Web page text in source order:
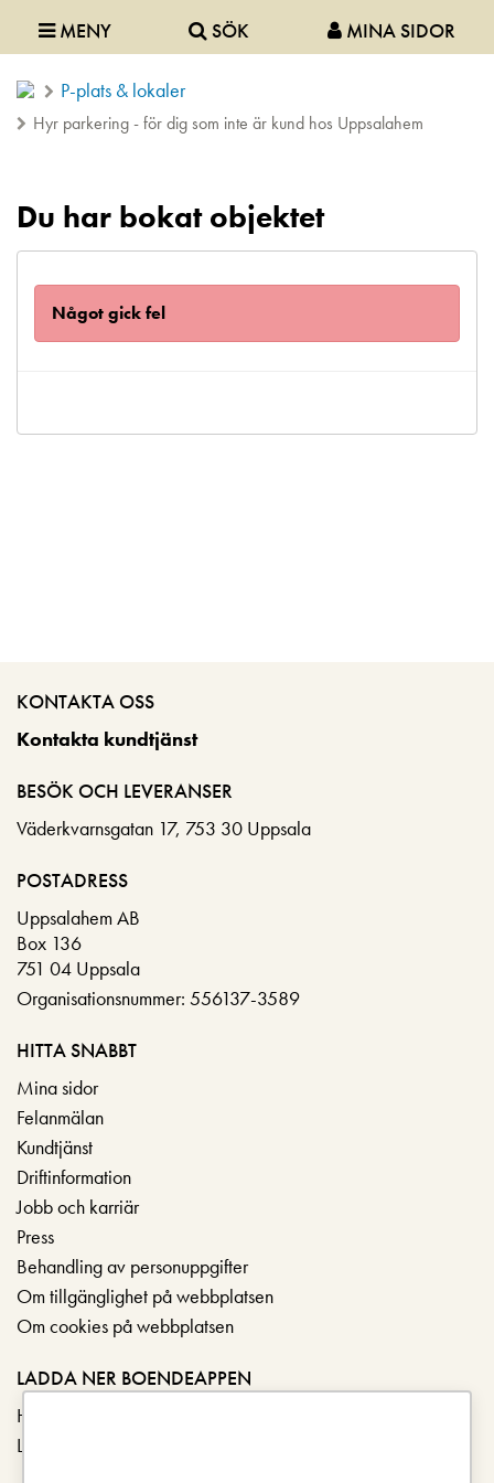
MENY SÖK MINA SIDOR
P-plats & lokaler
Hyr parkering - för dig som inte är kund hos Uppsalahem
Du har bokat objektet
Något gick fel
KONTAKTA OSS
Kontakta kundtjänst
BESÖK OCH LEVERANSER
Väderkvarnsgatan 17, 753 30 Uppsala
POSTADRESS
Uppsalahem AB
Box 136
751 04 Uppsala
Organisationsnummer: 556137-3589
HITTA SNABBT
Mina sidor
Felanmälan
Kundtjänst
Driftinformation
Jobb och karriär
Press
Behandling av personuppgifter
Om tillgänglighet på webbplatsen
Om cookies på webbplatsen
LADDA NER BOENDEAPPEN
Hämta i App Store
Ladda ner på Google Play